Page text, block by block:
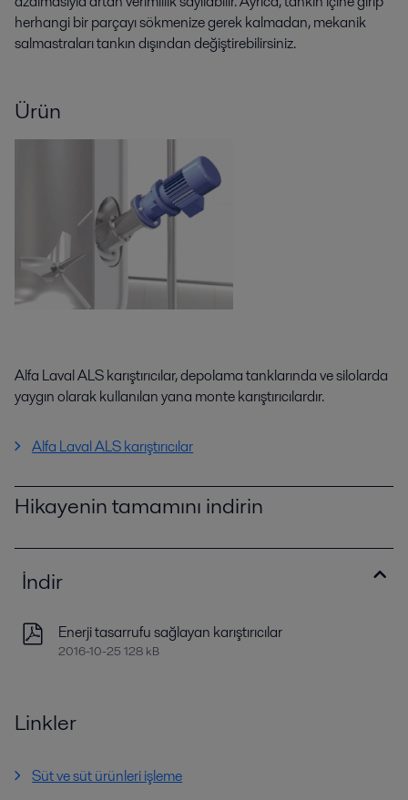
herhangi bir parçayı sökmenize gerek kalmadan, mekanik
salmastraları tankın dışından değiştirebilirsiniz.
Ürün
Alfa Laval ALS karıştırıcılar, depolama tanklarında ve silolarda
yaygın olarak kullanılan yana monte karıştırıcılardır.
Alfa Laval ALS karıştırıcılar
Hikayenin tamamını indirin
İndir
Enerji tasarrufu sağlayan karıştırıcılar
2016-10-25 128 kB
Linkler
Süt ve süt ürünleri işleme